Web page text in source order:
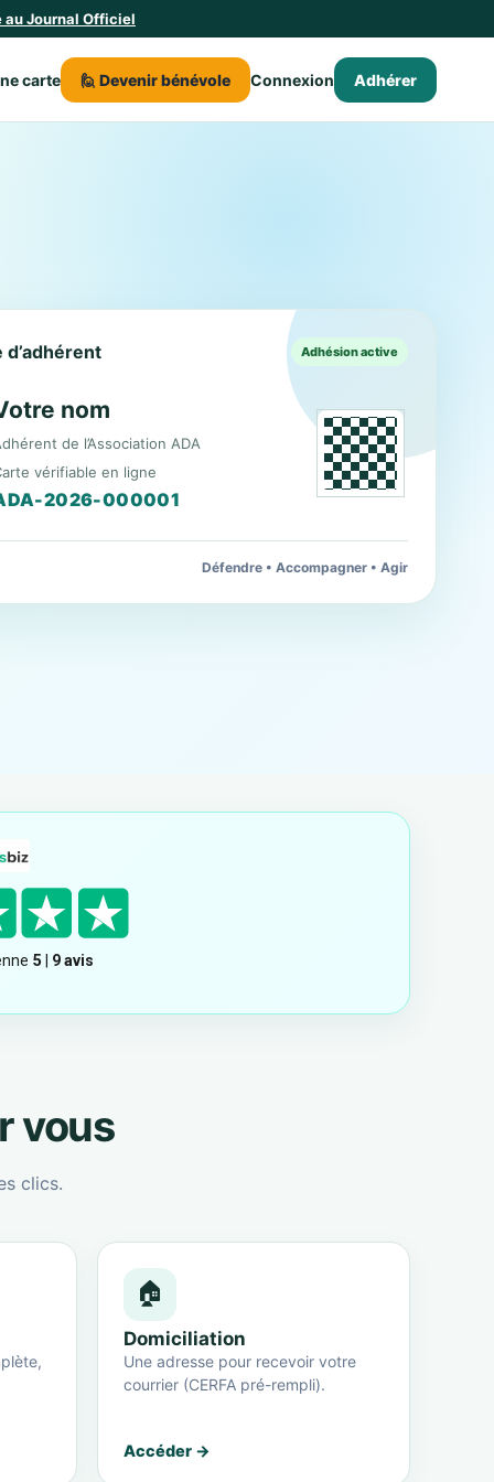
Journal Officiel
carte 🙋 Devenir bénévole Connexion Adhérer
Adhésion active
nom
de l’Association ADA
vérifiable en ligne
2026-000001
Défendre • Accompagner • Agir
vous
clics.
🏠
Domiciliation
Une adresse pour recevoir votre
courrier (CERFA pré-rempli).
Accéder →